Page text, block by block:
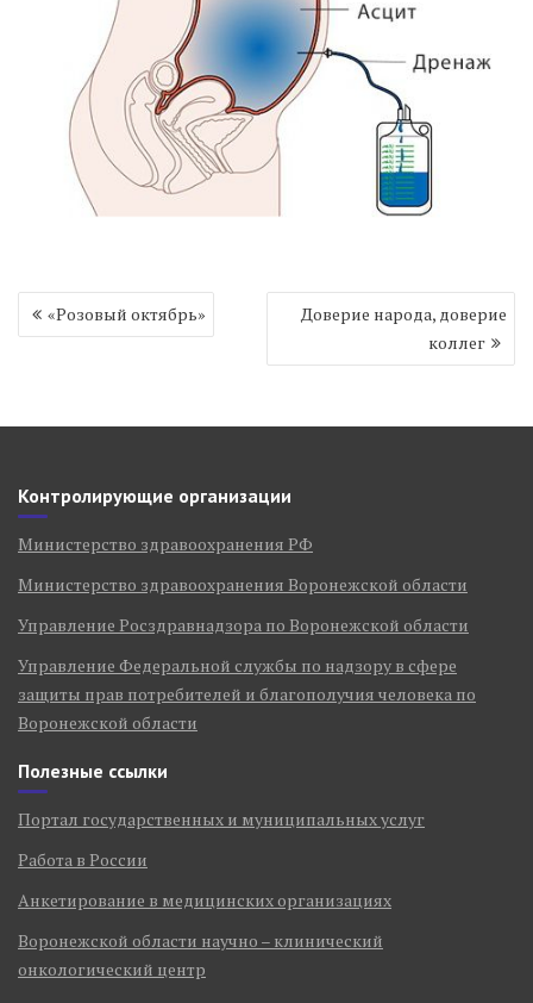
Навигация
по
«Розовый октябрь»
Доверие народа, доверие
коллег
Контролирующие организации
Министерство здравоохранения РФ
Министерство здравоохранения Воронежской области
Управление Росздравнадзора по Воронежской области
Управление Федеральной службы по надзору в сфере
защиты прав потребителей и благополучия человека по
Воронежской области
Полезные ссылки
Портал государственных и муниципальных услуг
Работа в России
Анкетирование в медицинских организациях
Воронежской области научно – клинический
онкологический центр